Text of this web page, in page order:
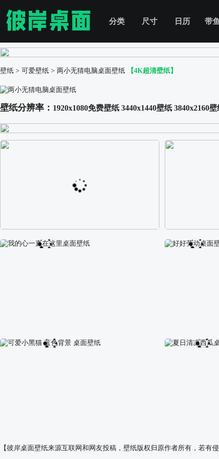
分类 尺寸 日历 带
壁纸 > 可爱壁纸 > 两小无猜电脑桌面壁纸 【4K超清壁纸】
壁纸分辨率： 1920x1080免费壁纸 3440x1440壁纸 3840x2160壁
阿尔卑斯山区自然风景壁纸 校园长发可爱
我的心一直在这里桌面壁纸 好好劳动桌面壁
【彼岸桌面壁纸来源互联网和网友投稿，壁纸版权归原作者所有，若